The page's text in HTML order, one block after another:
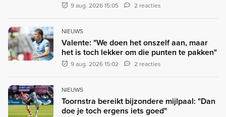
9 aug. 2026 15:05 2 reacties
NIEUWS
Valente: "We doen het onszelf aan, maar
het is toch lekker om die punten te pakken"
9 aug. 2026 15:02 2 reacties
NIEUWS
Toornstra bereikt bijzondere mijlpaal: "Dan
doe je toch ergens iets goed"